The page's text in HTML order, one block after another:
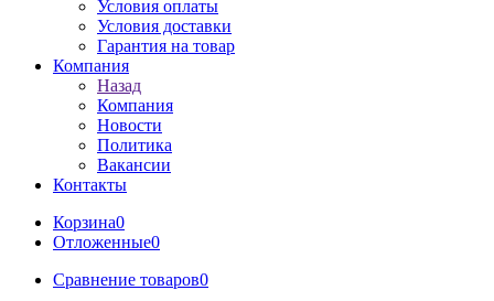
Условия оплаты
Условия доставки
Гарантия на товар
Компания
Назад
Компания
Новости
Политика
Вакансии
Контакты
Корзина0
Отложенные0
Сравнение товаров0